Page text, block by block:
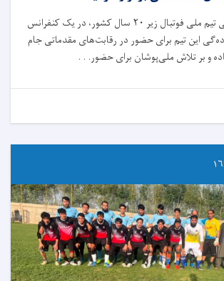
کوروش برمک سرمربی تیم ملی فوتبال زیر ۲۰ سال کشور، در یک کنفرانس
این تیم برای حضور در رقابت‌های مقدماتی جام
و بر تلاش ملی‌پوشان برای حضور. . .